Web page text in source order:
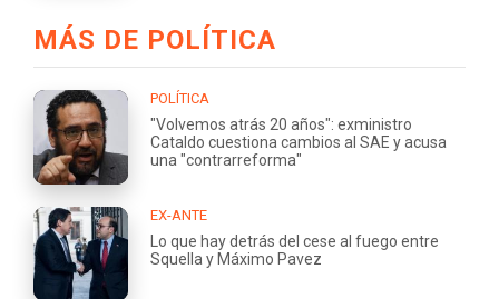
MÁS DE POLÍTICA
POLÍTICA
"Volvemos atrás 20 años": exministro
Cataldo cuestiona cambios al SAE y acusa
una "contrarreforma"
EX-ANTE
Lo que hay detrás del cese al fuego entre
Squella y Máximo Pavez